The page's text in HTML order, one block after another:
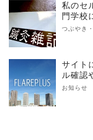
私のセ
門学校
つぶやき
サイト
ル確認
お知らせ